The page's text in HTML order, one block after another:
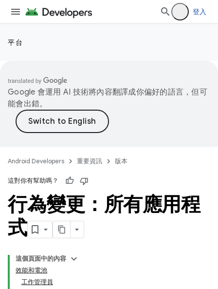
登入
平台
Google 會運用 AI 技術將內容翻譯成你偏好的語言，但可
能會出錯。
Android Developers 重要資訊 版本
這對你有幫助嗎？
行為變更：所有應用程
式
這個頁面中的內容
效能和電池
工作管理員